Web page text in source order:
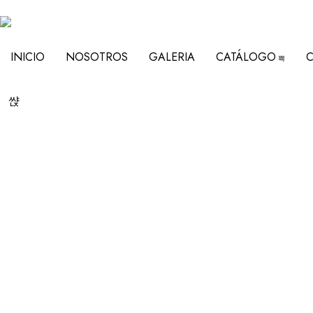
INICIO NOSOTROS GALERIA CATÁLOGO